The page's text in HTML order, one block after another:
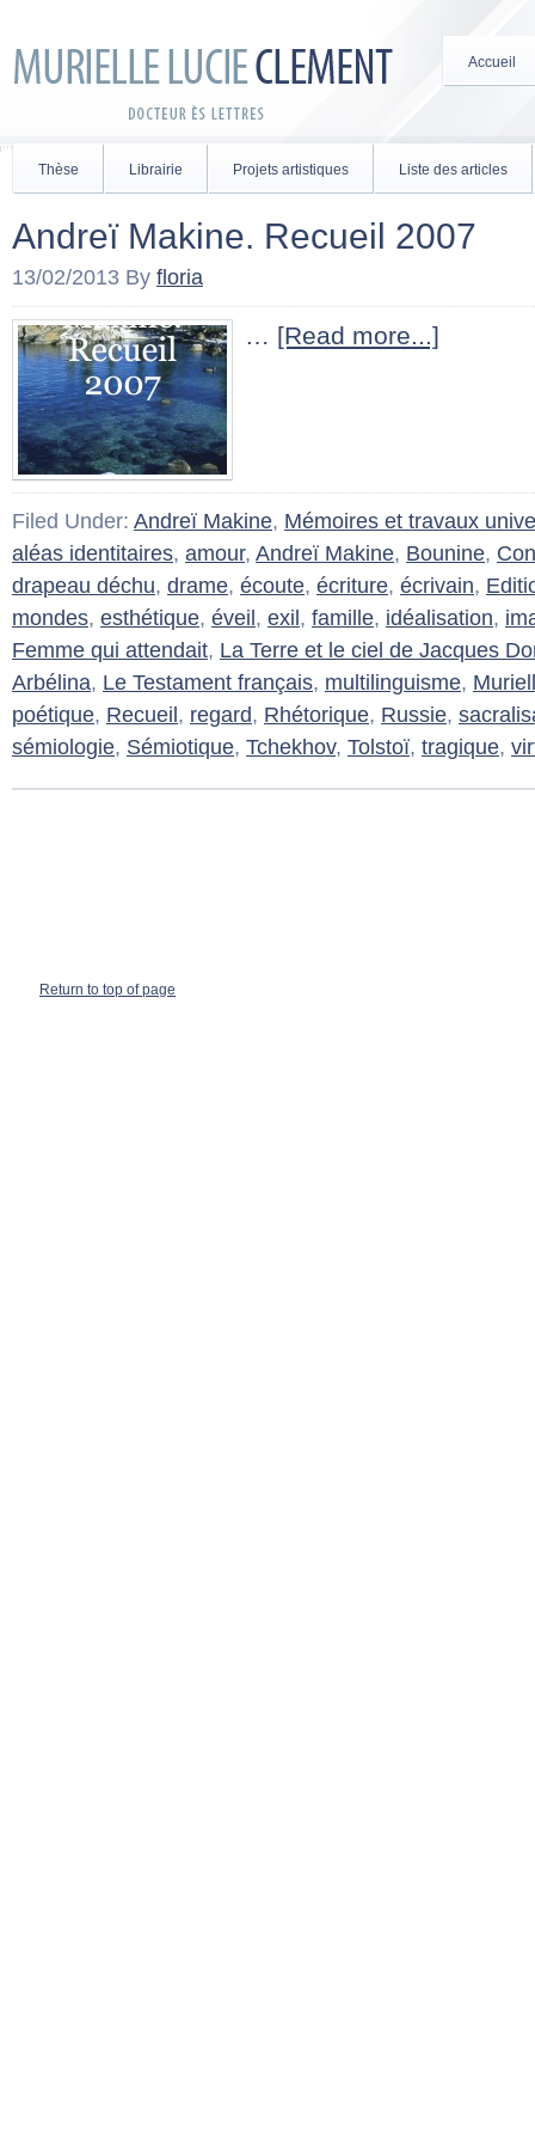
Accueil
Thèse Librairie Projets artistiques Liste des articles
Andreï Makine. Recueil 2007
13/02/2013 By floria
… [Read more...]
Filed Under: Andreï Makine, Mémoires et travaux
aléas identitaires, amour, Andreï Makine, Bounine,
drapeau déchu, drame, écoute, écriture, écrivain,
mondes, esthétique, éveil , exil , famille, idéalisation,
Femme qui attendait, La Terre et le ciel de Jacques
Arbélina, Le Testament français, multilinguisme,
poétique, Recueil , regard, Rhétorique, Russie,
sémiologie, Sémiotique, Tchekhov, Tolstoï, tragique,
Return to top of page